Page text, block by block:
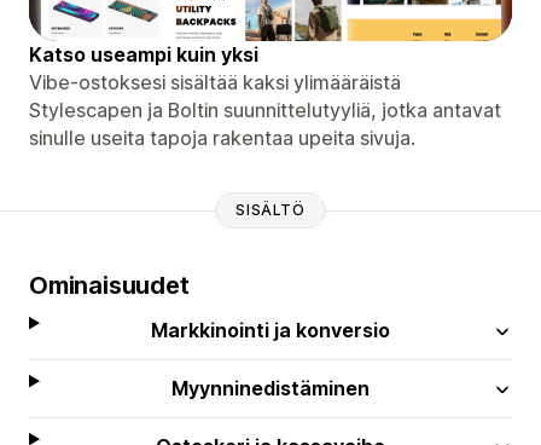
Katso useampi kuin yksi
Vibe-ostoksesi sisältää kaksi ylimääräistä
Stylescapen ja Boltin suunnittelutyyliä, jotka antavat
sinulle useita tapoja rakentaa upeita sivuja.
SISÄLTÖ
Ominaisuudet
Markkinointi ja konversio
Myynninedistäminen